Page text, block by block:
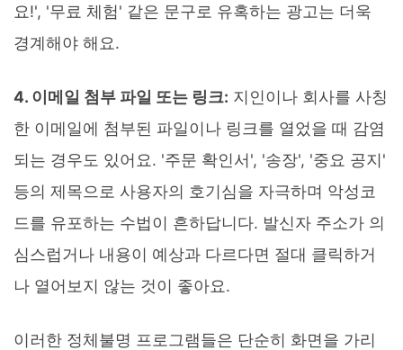
요!', '무료 체험' 같은 문구로 유혹하는 광고는 더욱
경계해야 해요.
4. 이메일 첨부 파일 또는 링크: 지인이나 회사를 사칭
한 이메일에 첨부된 파일이나 링크를 열었을 때 감염
되는 경우도 있어요. '주문 확인서', '송장', '중요 공지'
등의 제목으로 사용자의 호기심을 자극하며 악성코
드를 유포하는 수법이 흔하답니다. 발신자 주소가 의
심스럽거나 내용이 예상과 다르다면 절대 클릭하거
나 열어보지 않는 것이 좋아요.
이러한 정체불명 프로그램들은 단순히 화면을 가리